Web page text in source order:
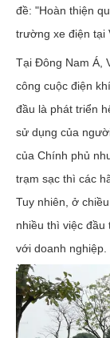
đề: "Hoàn thiện
trường xe điện tại
Tại Đông Nam Á,
công cuộc điện
đầu là phát triển
sử dụng của
của Chính phủ
trạm sạc thì các
Tuy nhiên, ở
nhiều thì việc đầu
với doanh nghiệp.